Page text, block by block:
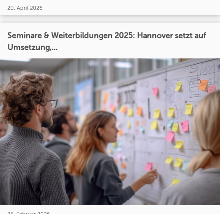
20. April 2026
Seminare & Weiterbildungen 2025: Hannover setzt auf
Umsetzung,...